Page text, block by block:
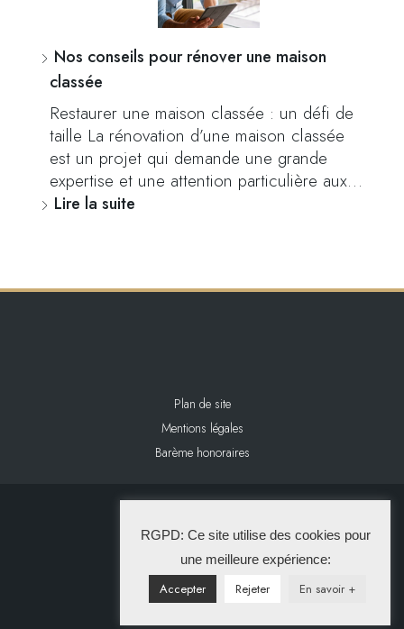
Nos conseils pour rénover une maison
classée
Restaurer une maison classée : un défi de
taille La rénovation d’une maison classée
est un projet qui demande une grande
expertise et une attention particulière aux…
Lire la suite
Plan de site
Mentions légales
Barème honoraires
La Solution Immo
RGPD: Ce site utilise des cookies pour
une meilleure expérience:
Accepter Rejeter En savoir +